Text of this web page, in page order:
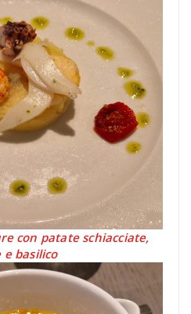
con patate schiacciate,
e basilico